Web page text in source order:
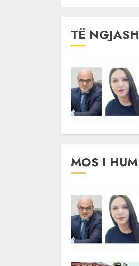
TË
MOS I